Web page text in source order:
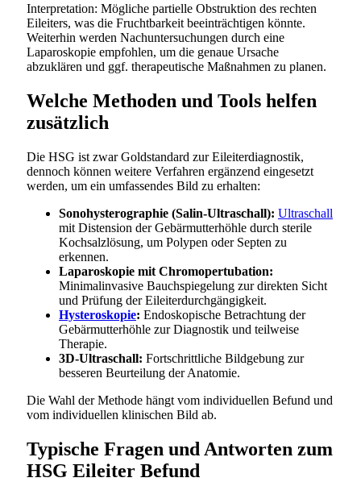
Interpretation: Mögliche partielle Obstruktion des rechten
Eileiters, was die Fruchtbarkeit beeinträchtigen könnte.
Weiterhin werden Nachuntersuchungen durch eine
Laparoskopie empfohlen, um die genaue Ursache
abzuklären und ggf. therapeutische Maßnahmen zu planen.
Welche Methoden und Tools helfen
zusätzlich
Die HSG ist zwar Goldstandard zur Eileiterdiagnostik,
dennoch können weitere Verfahren ergänzend eingesetzt
werden, um ein umfassendes Bild zu erhalten:
Sonohysterographie (Salin-Ultraschall): Ultraschall
mit Distension der Gebärmutterhöhle durch sterile
Kochsalzlösung, um Polypen oder Septen zu
erkennen.
Laparoskopie mit Chromopertubation:
Minimalinvasive Bauchspiegelung zur direkten Sicht
und Prüfung der Eileiterdurchgängigkeit.
Hysteroskopie: Endoskopische Betrachtung der
Gebärmutterhöhle zur Diagnostik und teilweise
Therapie.
3D-Ultraschall: Fortschrittliche Bildgebung zur
besseren Beurteilung der Anatomie.
Die Wahl der Methode hängt vom individuellen Befund und
vom individuellen klinischen Bild ab.
Typische Fragen und Antworten zum
HSG Eileiter Befund